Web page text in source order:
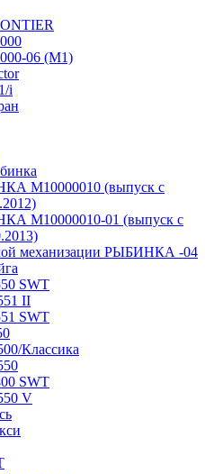
06 (М1)
i
M10000010 (выпуск с
M10000010-01 (выпуск с
механизации РЫБИНКА -04
SWT
II
SWT
Классика
SWT
V